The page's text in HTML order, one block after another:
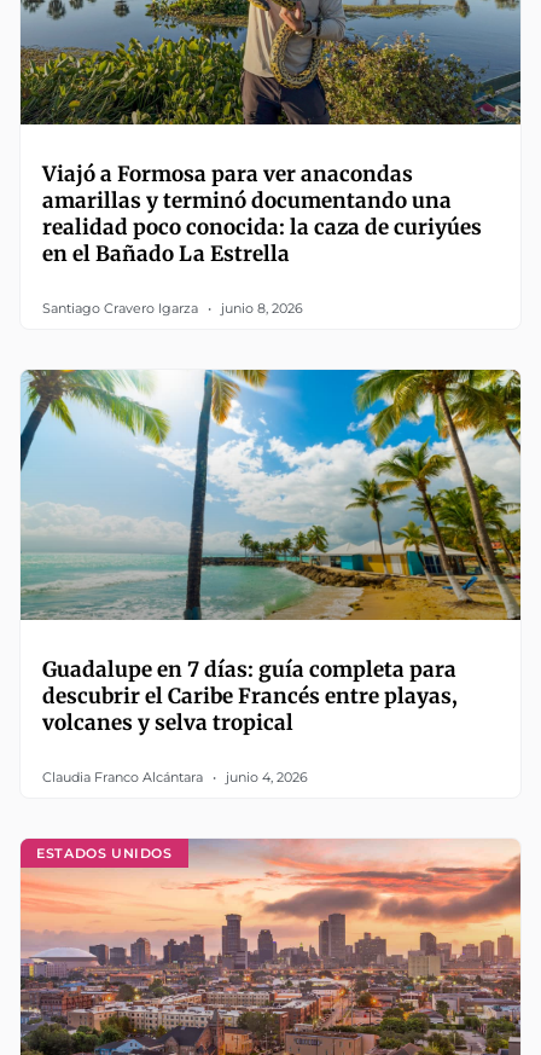
Viajó a Formosa para ver anacondas
amarillas y terminó documentando una
realidad poco conocida: la caza de curiyúes
en el Bañado La Estrella
Santiago Cravero Igarza junio 8, 2026
Guadalupe en 7 días: guía completa para
descubrir el Caribe Francés entre playas,
volcanes y selva tropical
Claudia Franco Alcántara junio 4, 2026
ESTADOS UNIDOS